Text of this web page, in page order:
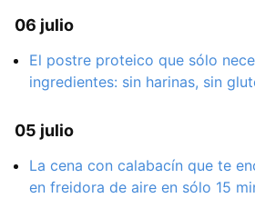
06 julio
El postre proteico que sólo
ingredientes: sin harinas, sin
05 julio
La cena con calabacín que te
en freidora de aire en sólo 15